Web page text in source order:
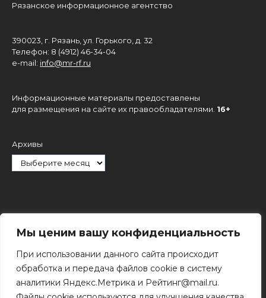
Мы ценим вашу конфиденциальность
При использовании данного сайта происходит
обработка и передача файлов cookie в систему
аналитики Яндекс.Метрика и Рейтинг@mail.ru.
Рязанское информационное агентство
390023, г. Рязань, ул. Горького, д. 32
Телефон: 8 (4912) 46-34-04
e-mail: info@mr-rf.ru
Информационные материалы предоставлены
для размещения на сайте их правообладателями. 16+
Архивы